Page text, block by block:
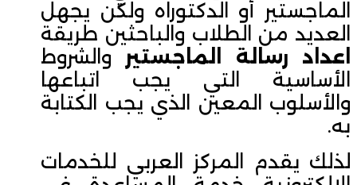
الماجستير أو الدكتوراه ولكن يجهل
العديد من الطلاب والباحثين طريقة
اعداد رسالة الماجستير والشروط
الأساسية التي يجب اتباعها
والأسلوب المعين الذي يجب الكتابة
به.
لذلك يقدم المركز العربي للخدمات